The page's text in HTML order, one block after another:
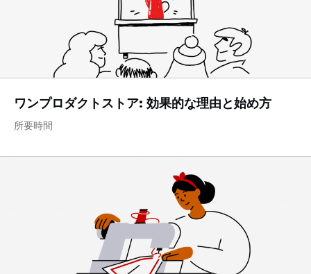
ワンプロダクトストア: 効果的な理由と始め方
所要時間